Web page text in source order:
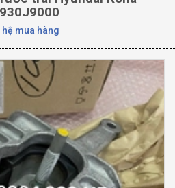
hệ mua hàng